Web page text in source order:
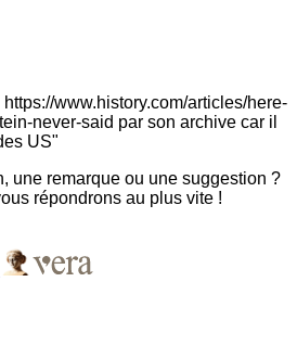
www.history.com/articles/here-
never-said par son archive car il
US"
une remarque ou une suggestion ?
répondrons au plus vite !